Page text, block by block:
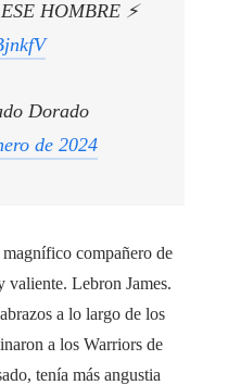
HOMBRE ⚡️
Dorado
de 2024
compañero de
valiente. Lebron James.
a lo largo de los
a los Warriors de
tenía más angustia